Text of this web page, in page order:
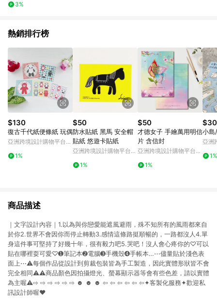
帳號最高1500點)】8/3
3%
熱銷排行榜
$130
復古千代紙便條紙 玩偶
亞洲跨境設計購物平台
1%
$50
防水貼紙 黑馬 安全帽
貼紙 悠遊卡貼紙
亞洲跨境設計購物平台
1%
$50
才德女子 手繪萬用明信
片 含信封
亞洲跨境設計購物平台
1%
$30
小島
亞洲
1%
商品描述
｜文字設計內容｜1.以為與你戀愛能遮風避雨，殊不知所有的風雨都來自
於你2.世界不會因你而停止轉動3.感情這條路挺順暢的，一路都沒人4.單
身這件事可堅持了好幾十年，很有毅力吧5.哭吧！沒人會心疼你的♡可以
貼在哪裡耍可愛♡➊筆記本➋電腦➌手機殼➍手帳本…⋯儘量貼於淺色表
面上⋯⚠︎每個作品從設計到剪裁包裝皆為手工製造，因此實體形狀皆不會
完全相同⚠︎⚠︎商品顏色因拍攝燈光、螢幕顯示器等會有些色差，請以實體
為主喔⚠︎⇨ ⇨ ⇨ ⇨ ⇨ ⇨ ☻︎ ☻︎ ☻︎ ⇦ ⇦ ⇦ ⇦ ⇦ ⇦✦客製化服務✦歡迎私
訊設計師喔❤︎